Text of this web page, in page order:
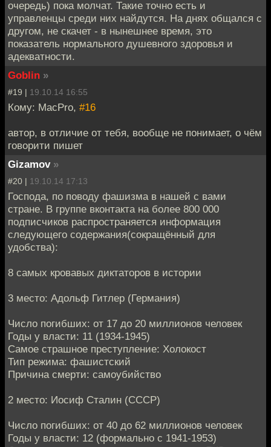
очередь) пока молчат. Такие точно есть и
управленцы среди них найдутся. На днях общался с
другом, не скачет - в нынешнее время, это
показатель нормального душевного здоровья и
адекватности.
Goblin »
#19 | 19.10.14 16:55
Кому: MacPro, #16
автор, в отличие от тебя, вообще не понимает, о чём
говорити пишет
Gizamov »
#20 | 19.10.14 17:13
Господа, по поводу фашизма в нашей с вами
стране. В группе вконтакта на более 800 000
подписчиков распространяется информация
следующего содержания(сокращённый для
удобства):
8 самых кровавых диктаторов в истории
3 место: Адольф Гитлер (Германия)
Число погибших: от 17 до 20 миллионов человек
Годы у власти: 11 (1934-1945)
Самое страшное преступление: Холокост
Тип режима: фашистский
Причина смерти: самоубийство
2 место: Иосиф Сталин (СССР)
Число погибших: от 40 до 62 миллионов человек
Годы у власти: 12 (формально с 1941-1953)